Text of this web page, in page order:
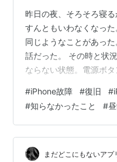
昨日の夜、そろそろ寝
すんともいわなくなっ
同じようなことがあっ
話だった。 その時と状
ならない状態。電源ボ
らなくて、携帯ショッ
修理に出すのが一番早
なーと思いつつ、一番
の時はアップルストア
われ、とりあえず予約を
#iPhone故障 #復旧 #
#知らなかったこと #
まだどこにもないアプ